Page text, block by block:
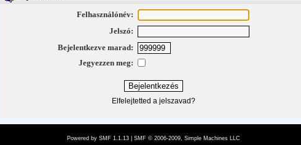
Felhasználónév:
Jelszó:
Bejelentkezve marad:
Jegyezzen meg:
Elfelejtetted a jelszavad?
Powered by SMF 1.1.13 SMF © 2006-2009, Simple Machines LLC